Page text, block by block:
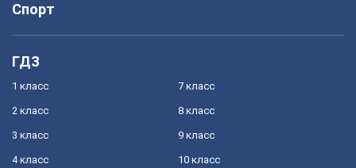
Спорт
ГДЗ
1 класс
2 класс
3 класс
4 класс
7 класс
8 класс
9 класс
10 класс